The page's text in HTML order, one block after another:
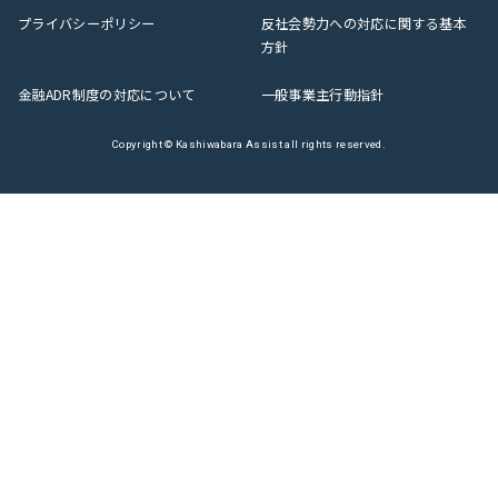
プライバシーポリシー
反社会勢力への対応に関する基本
方針
金融ADR制度の対応について 一般事業主行動指針
Copyright © Kashiwabara Assist all rights reserved.